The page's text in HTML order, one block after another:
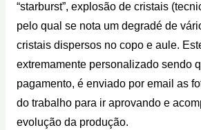
“starburst”, explosão de cristais
pelo qual se nota um degradé de
cristais dispersos no copo e aule.
extremamente personalizado sendo
pagamento, é enviado por email as
do trabalho para ir aprovando e
evolução da produção.